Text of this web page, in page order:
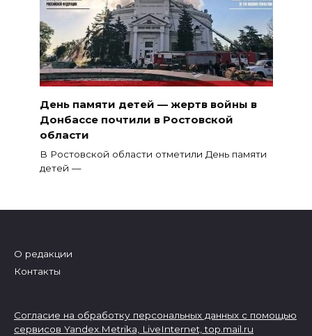
День памяти детей — жертв войны в
Донбассе почтили в Ростовской
области
В Ростовской области отметили День памяти
детей —
О редакции
Контакты
Согласие на обработку персональных данных с помощью
сервисов Yandex.Metrika, LiveInternet,top.mail.ru